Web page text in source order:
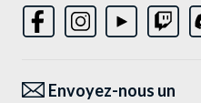
Envoyez-nous un